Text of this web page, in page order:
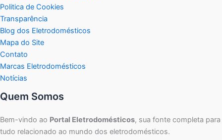
Politica de Cookies
Transparência
Blog dos Eletrodomésticos
Mapa do Site
Contato
Marcas Eletrodomésticos
Notícias
Quem Somos
Bem-vindo ao Portal Eletrodomésticos, sua fonte completa para
tudo relacionado ao mundo dos eletrodomésticos.